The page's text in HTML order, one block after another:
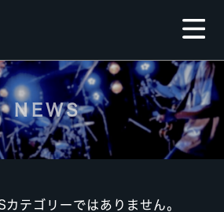
NEWS
テゴリーではありません。